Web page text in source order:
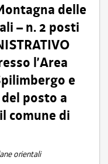
delle
– n. 2 posti
l’Area
e
posto a
comune di
orientali